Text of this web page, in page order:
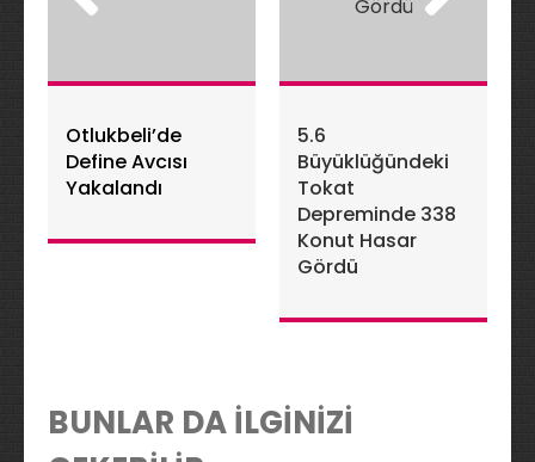
Otlukbeli’de
Define Avcısı
Yakalandı
5.6
Büyüklüğündeki
Tokat
Depreminde 338
Konut Hasar
Gördü
BUNLAR DA İLGİNİZİ